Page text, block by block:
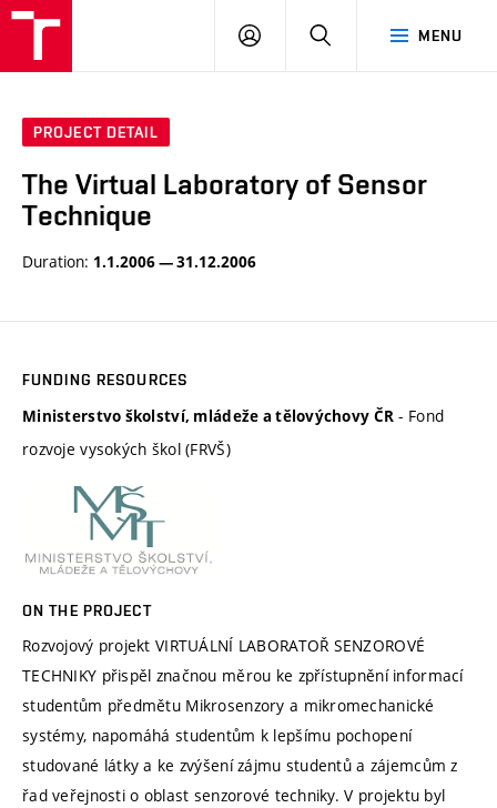
MENU
LOG
SEARCH
PROJECT DETAIL
The Virtual Laboratory of Sensor
Technique
Duration: 1.1.2006 — 31.12.2006
FUNDING RESOURCES
Ministerstvo školství, mládeže a tělovýchovy ČR - Fond
rozvoje vysokých škol (FRVŠ)
ON THE PROJECT
Rozvojový projekt VIRTUÁLNÍ LABORATOŘ SENZOROVÉ
TECHNIKY přispěl značnou měrou ke zpřístupnění informací
studentům předmětu Mikrosenzory a mikromechanické
systémy, napomáhá studentům k lepšímu pochopení
studované látky a ke zvýšení zájmu studentů a zájemcům z
řad veřejnosti o oblast senzorové techniky. V projektu byl